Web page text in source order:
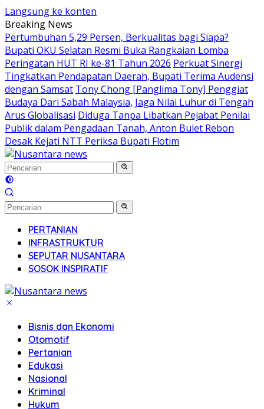
Langsung ke konten
Breaking News
Pertumbuhan 5,29 Persen, Berkualitas bagi Siapa?
Bupati OKU Selatan Resmi Buka Rangkaian Lomba
Peringatan HUT RI ke-81 Tahun 2026 Perkuat Sinergi
Tingkatkan Pendapatan Daerah, Bupati Terima Audensi
dengan Samsat Tony Chong [Panglima Tony] Penggiat
Budaya Dari Sabah Malaysia, Jaga Nilai Luhur di Tengah
Arus Globalisasi Diduga Tanpa Libatkan Pejabat Penilai
Publik dalam Pengadaan Tanah, Anton Bulet Rebon
Desak Kejati NTT Periksa Bupati Flotim
PERTANIAN
INFRASTRUKTUR
SEPUTAR NUSANTARA
SOSOK INSPIRATIF
Bisnis dan Ekonomi
Otomotif
Pertanian
Edukasi
Nasional
Kriminal
Hukum